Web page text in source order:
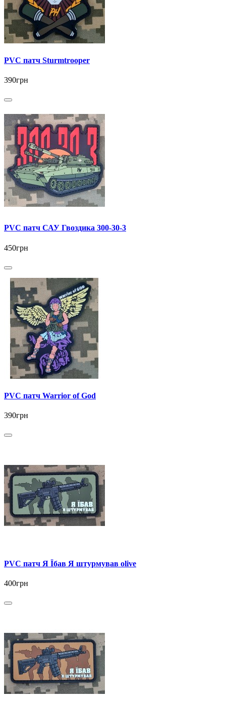
PVC патч Sturmtrooper
390грн
PVC патч САУ Гвоздика 300-30-3
450грн
PVC патч Warrior of God
390грн
PVC патч Я Їбав Я штурмував olive
400грн